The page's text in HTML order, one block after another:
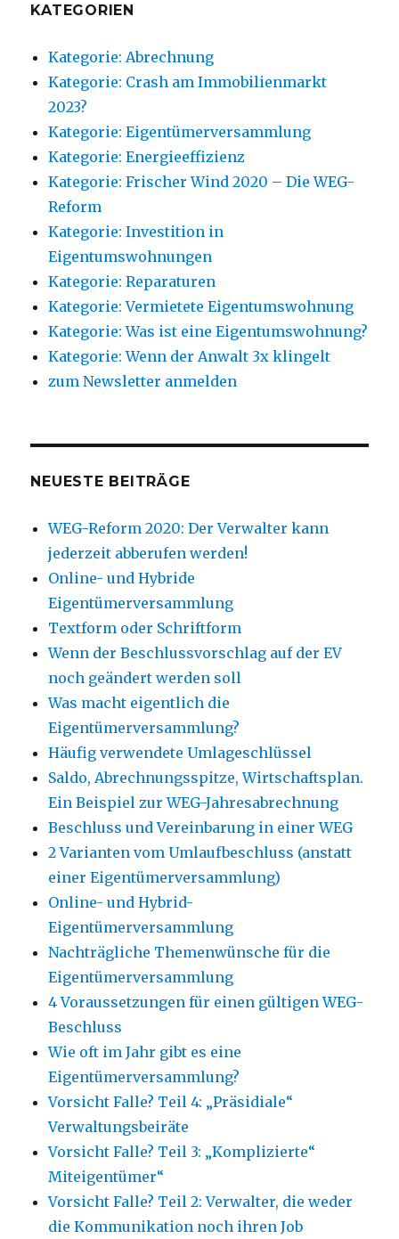
KATEGORIEN
Kategorie: Abrechnung
Kategorie: Crash am Immobilienmarkt
2023?
Kategorie: Eigentümerversammlung
Kategorie: Energieeffizienz
Kategorie: Frischer Wind 2020 – Die WEG-
Reform
Kategorie: Investition in
Eigentumswohnungen
Kategorie: Reparaturen
Kategorie: Vermietete Eigentumswohnung
Kategorie: Was ist eine Eigentumswohnung?
Kategorie: Wenn der Anwalt 3x klingelt
zum Newsletter anmelden
NEUESTE BEITRÄGE
WEG-Reform 2020: Der Verwalter kann
jederzeit abberufen werden!
Online- und Hybride
Eigentümerversammlung
Textform oder Schriftform
Wenn der Beschlussvorschlag auf der EV
noch geändert werden soll
Was macht eigentlich die
Eigentümerversammlung?
Häufig verwendete Umlageschlüssel
Saldo, Abrechnungsspitze, Wirtschaftsplan.
Ein Beispiel zur WEG-Jahresabrechnung
Beschluss und Vereinbarung in einer WEG
2 Varianten vom Umlaufbeschluss (anstatt
einer Eigentümerversammlung)
Online- und Hybrid-
Eigentümerversammlung
Nachträgliche Themenwünsche für die
Eigentümerversammlung
4 Voraussetzungen für einen gültigen WEG-
Beschluss
Wie oft im Jahr gibt es eine
Eigentümerversammlung?
Vorsicht Falle? Teil 4: „Präsidiale“
Verwaltungsbeiräte
Vorsicht Falle? Teil 3: „Komplizierte“
Miteigentümer“
Vorsicht Falle? Teil 2: Verwalter, die weder
die Kommunikation noch ihren Job